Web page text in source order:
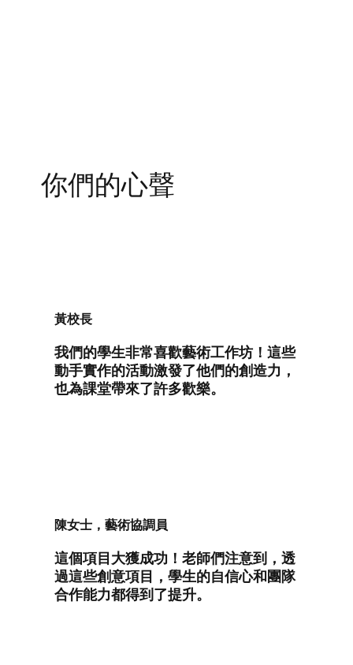
我們的學生非常喜歡藝術工作坊！這些
動手實作的活動激發了他們的創造力，
也為課堂帶來了許多歡樂。
黃校長
這個項目大獲成功！老師們注意到，透
過這些創意項目，學生的自信心和團隊
合作能力都得到了提升。
陳女士，藝術協調員
你們的心聲